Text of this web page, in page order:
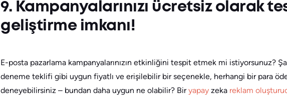
9. Kampanyalarınızı ücretsiz olarak
geliştirme imkanı!
E-posta pazarlama kampanyalarınızın etkinliğini tespit etmek mi istiyorsunuz?
deneme teklifi gibi uygun fiyatlı ve erişilebilir bir seçenekle, herhangi bir para
deneyebilirsiniz – bundan daha uygun ne olabilir? Biryapay zeka reklam